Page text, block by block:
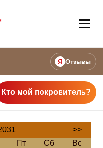
Я Отзывы
Кто мой покровитель?
>>
Пт Сб
Вс